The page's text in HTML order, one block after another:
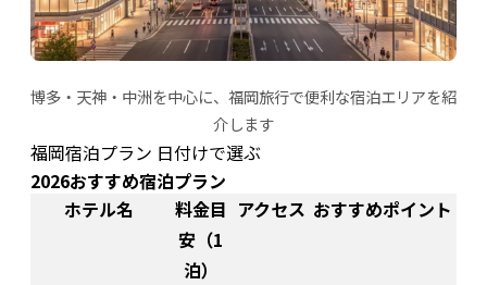
博多・天神・中洲を中心に、福岡旅行で便利な宿泊エリアを紹
介します
福岡宿泊プラン 日付けで選ぶ
2026おすすめ宿泊プラン
ホテル名
料金目
安（1
泊）
アクセス おすすめポイント